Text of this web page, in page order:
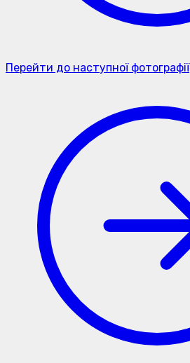
Перейти до наступної фотографії